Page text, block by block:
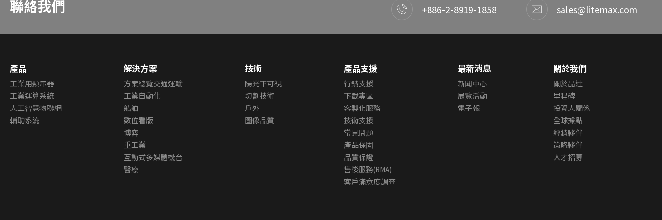
聯絡我們 +886-2-8919-1858 sales@litemax.com
產品
工業用顯示器
工業運算系統
人工智慧物聯網
輔助系統
解決方案
方案總覽交通運輸
工業自動化
船舶
數位看版
博弈
重工業
互動式多媒體機台
醫療
技術
陽光下可視
切割技術
戶外
圖像品質
產品支援
行銷支援
下載專區
客製化服務
技術支援
常見問題
產品保固
品質保證
售後服務(RMA)
客戶滿意度調查
最新消息
新聞中心
展覽活動
電子報
關於我們
關於晶達
里程碑
投資人關係
全球據點
經銷夥伴
策略夥伴
人才招募